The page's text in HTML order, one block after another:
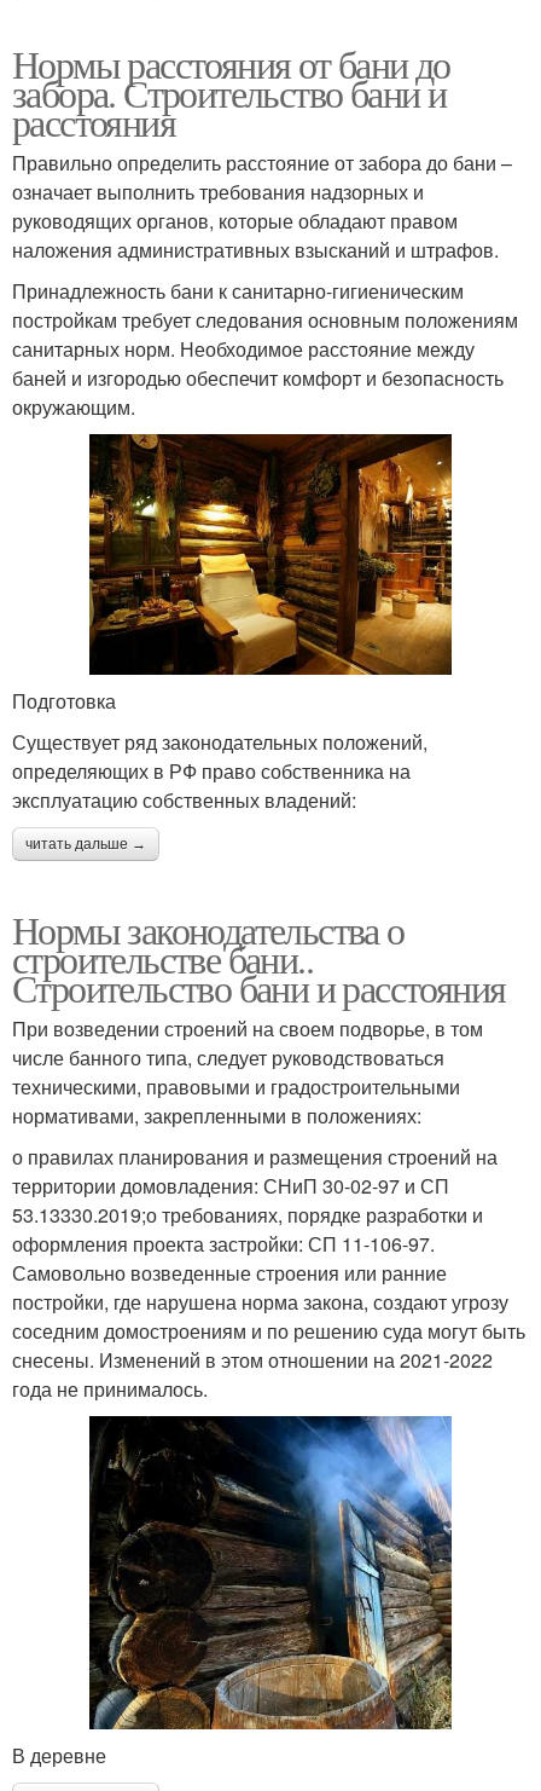
Нормы расстояния от бани до
забора. Строительство бани и
расстояния
Правильно определить расстояние от забора до бани –
означает выполнить требования надзорных и
руководящих органов, которые обладают правом
наложения административных взысканий и штрафов.
Принадлежность бани к санитарно-гигиеническим
постройкам требует следования основным положениям
санитарных норм. Необходимое расстояние между
баней и изгородью обеспечит комфорт и безопасность
окружающим.
Подготовка
Существует ряд законодательных положений,
определяющих в РФ право собственника на
эксплуатацию собственных владений:
читать дальше →
Нормы законодательства о
строительстве бани..
Строительство бани и расстояния
При возведении строений на своем подворье, в том
числе банного типа, следует руководствоваться
техническими, правовыми и градостроительными
нормативами, закрепленными в положениях:
о правилах планирования и размещения строений на
территории домовладения: СНиП 30-02-97 и СП
53.13330.2019;о требованиях, порядке разработки и
оформления проекта застройки: СП 11-106-97.
Самовольно возведенные строения или ранние
постройки, где нарушена норма закона, создают угрозу
соседним домостроениям и по решению суда могут быть
снесены. Изменений в этом отношении на 2021-2022
года не принималось.
В деревне